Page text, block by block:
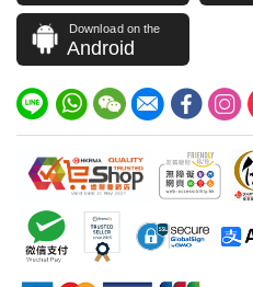
Download on the
Android